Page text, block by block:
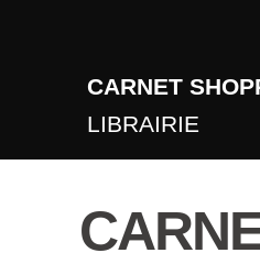
CARNET
LIBRAIRIE